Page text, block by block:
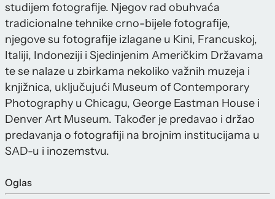
studijem fotografije. Njegov rad obuhvaća
tradicionalne tehnike crno-bijele fotografije,
njegove su fotografije izlagane u Kini, Francuskoj,
Italiji, Indoneziji i Sjedinjenim Američkim Državama
te se nalaze u zbirkama nekoliko važnih muzeja i
knjižnica, uključujući Museum of Contemporary
Photography u Chicagu, George Eastman House i
Denver Art Museum. Također je predavao i držao
predavanja o fotografiji na brojnim institucijama u
SAD-u i inozemstvu.
Oglas